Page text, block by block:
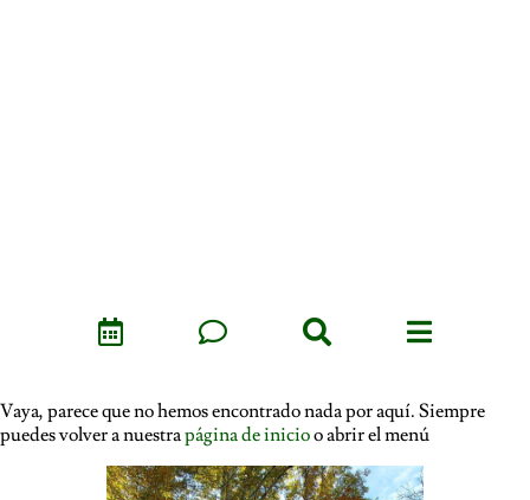
Vaya, parece que no hemos encontrado nada por aquí. Siempre
puedes volver a nuestrapágina de inicioo abrir el menú